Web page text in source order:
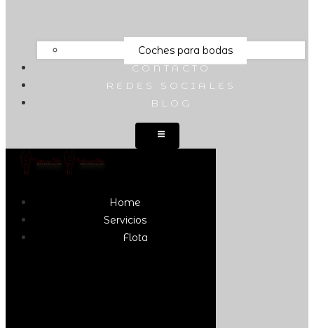
Coches para bodas
CONTACTO
REDES SOCIALES
BLOG
Home
Servicios
Flota